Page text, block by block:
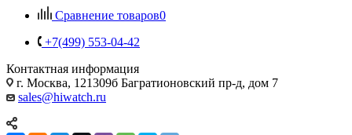
Сравнение товаров0
+7(499) 553-04-42
Контактная информация
г. Москва, 121309б Багратионовский пр-д, дом 7
sales@hiwatch.ru